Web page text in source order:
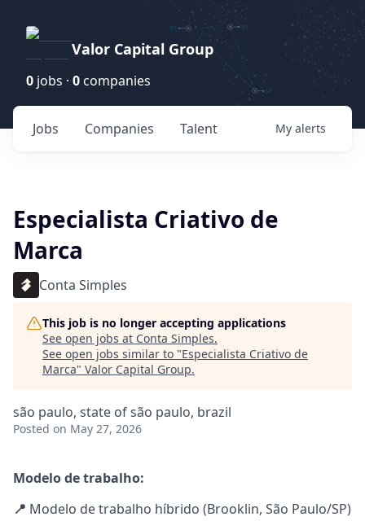
Valor Capital Group
0 jobs · 0 companies
Jobs Companies Talent My alerts
Especialista Criativo de
Marca
Conta Simples
This job is no longer accepting applications
See open jobs at Conta Simples.
See open jobs similar to "Especialista Criativo de
Marca" Valor Capital Group.
são paulo, state of são paulo, brazil
Posted on May 27, 2026
Modelo de trabalho:
📍 Modelo de trabalho híbrido (Brooklin, São Paulo/SP)